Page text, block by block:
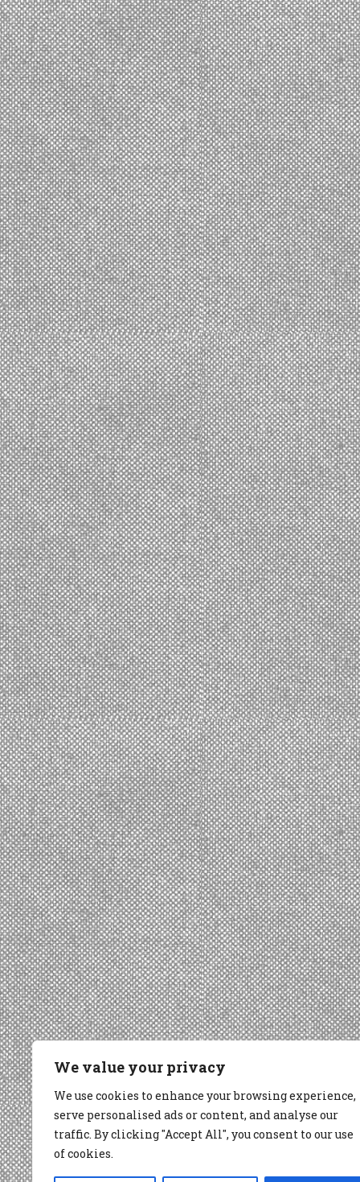
We value your privacy
We use cookies to enhance your browsing experience,
serve personalised ads or content, and analyse our
traffic. By clicking "Accept All", you consent to our use
of cookies.